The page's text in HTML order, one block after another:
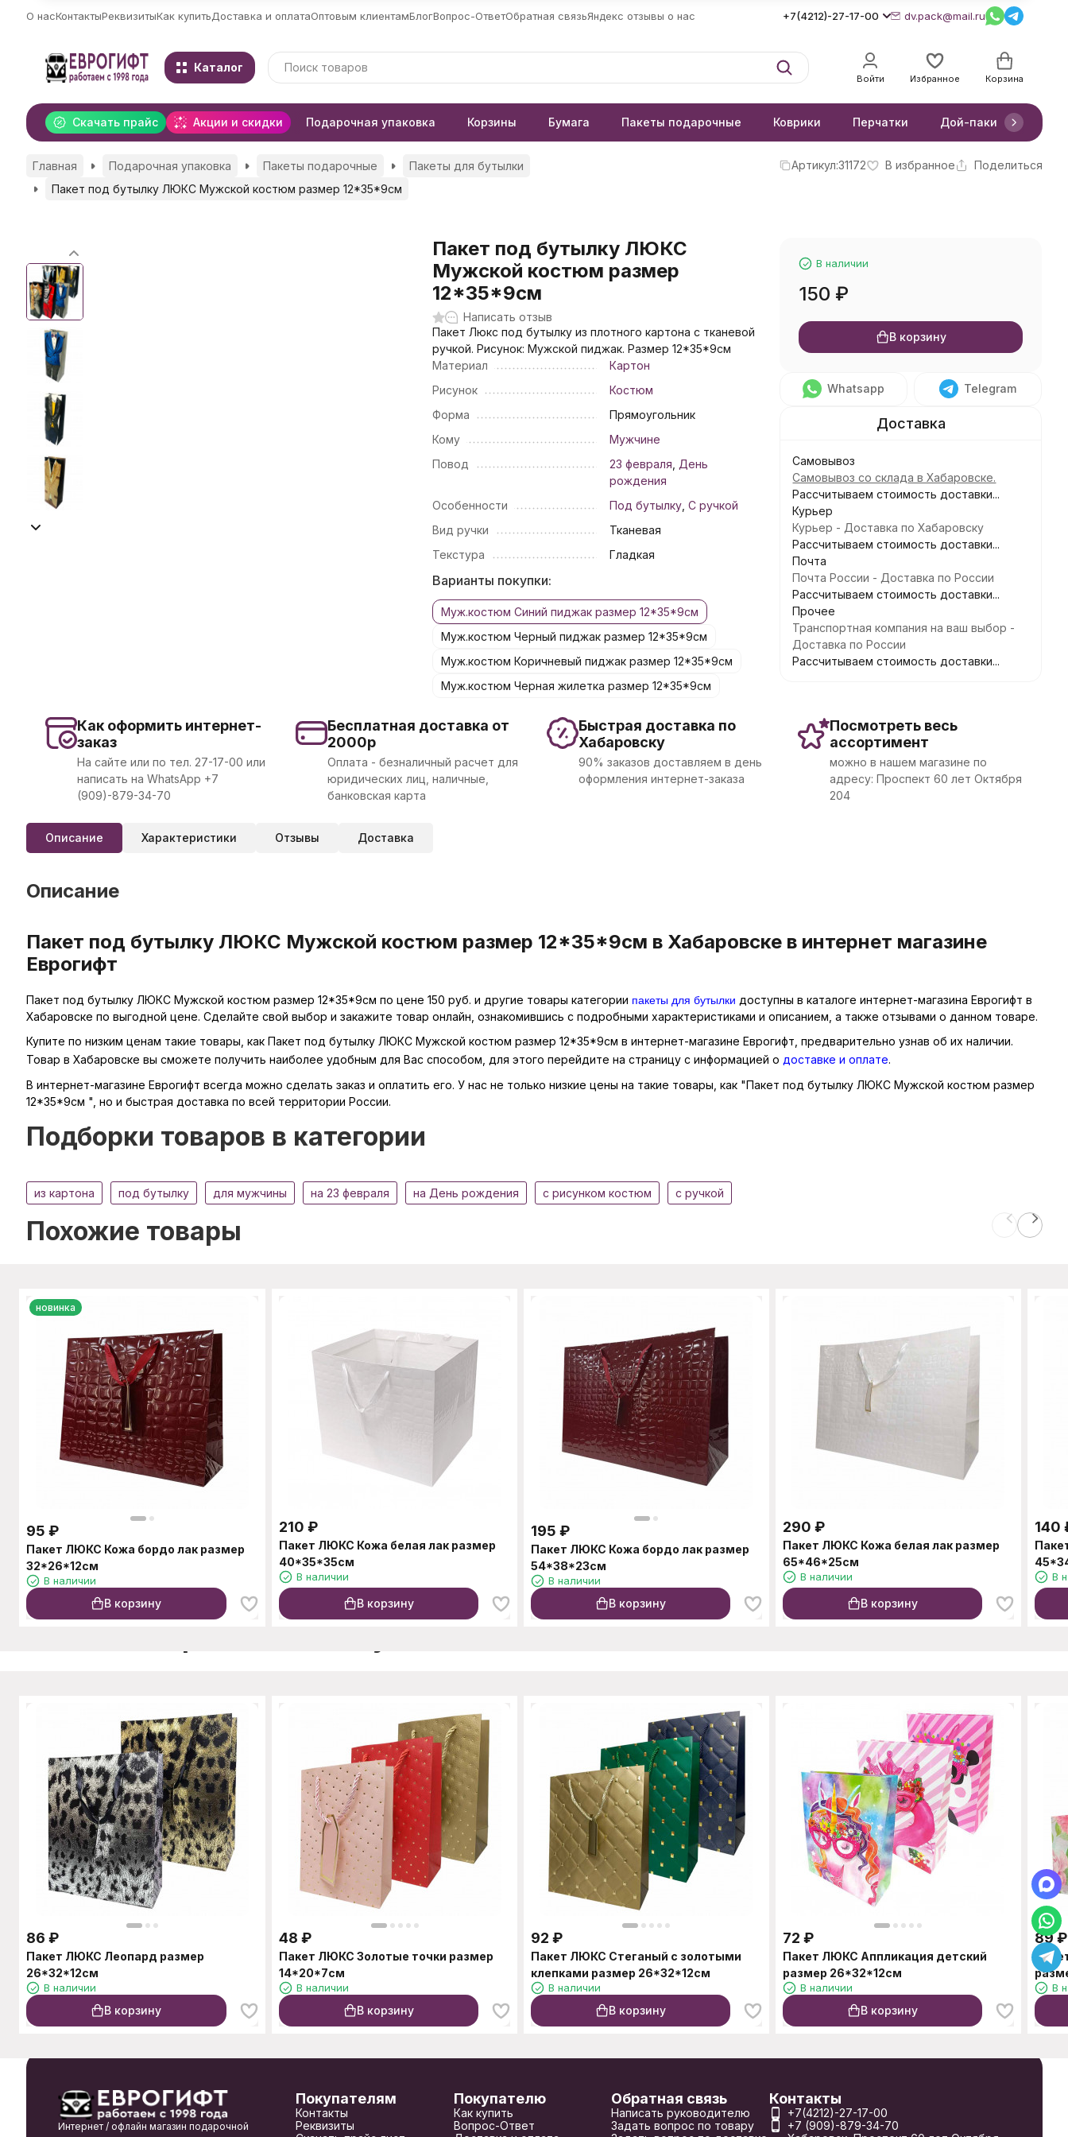
О насКонтактыРеквизитыКак купитьДоставка и оплатаОптовым клиентамБлогВопрос-ОтветОбратная связьЯндекс отзывы о нас +7(4212)-27-17-00 dv.pack@mail.ru
Каталог
Войти Избранное Корзина
Скачать прайс Акции и скидки Подарочная упаковка Корзины Бумага Пакеты подарочные Коврики Перчатки Дой-паки
Главная Подарочная упаковка Пакеты подарочные
Пакеты для бутылки
Пакет под бутылку ЛЮКС Мужской костюм размер 12*35*9см
Артикул:31172 В избранное Поделиться
Пакет под бутылку ЛЮКС
Мужской костюм размер
12*35*9см
Написать отзыв
Пакет Люкс под бутылку из плотного картона с тканевой
ручкой. Рисунок: Мужской пиджак. Размер 12*35*9см
Материал
Картон
Рисунок
Костюм
Форма
Прямоугольник
Кому
Мужчине
Повод
23 февраля День
рождения
Особенности
Под бутылку, С ручкой
Вид ручки
Тканевая
Текстура
Гладкая
Варианты покупки:
Муж.костюм Синий пиджак размер 12*35*9см
Муж.костюм Черный пиджак размер 12*35*9см
Муж.костюм Коричневый пиджак размер 12*35*9см
Муж.костюм Черная жилетка размер 12*35*9см
В наличии
150 ₽
В корзину
Whatsapp Telegram
Самовывоз
Самовывоз со склада в Хабаровске.
Рассчитываем стоимость доставки...
Курьер
Курьер - Доставка по Хабаровску
Рассчитываем стоимость доставки...
Почта
Почта России - Доставка по России
Рассчитываем стоимость доставки...
Прочее
Транспортная компания на ваш выбор -
Доставка по России
Рассчитываем стоимость доставки...
Как оформить интернет-
заказ
На сайте или по тел. 27-17-00 или
написать на WhatsApp +7
(909)-879-34-70
Бесплатная доставка от
2000р
Оплата - безналичный расчет для
юридических лиц, наличные,
банковская карта
Быстрая доставка по
Хабаровску
90% заказов доставляем в день
оформления интернет-заказа
Посмотреть весь
ассортимент
можно в нашем магазине по
адресу: Проспект 60 лет Октября
204
Описание Характеристики Отзывы Доставка
Описание
Пакет под бутылку ЛЮКС Мужской костюм размер 12*35*9см в Хабаровске в интернет магазине
Еврогифт
Пакет под бутылку ЛЮКС Мужской костюм размер 12*35*9см по цене 150 руб. и другие товары категории пакеты для бутылки доступны в каталоге интернет-магазина Еврогифт в
Хабаровске по выгодной цене. Сделайте свой выбор и закажите товар онлайн, ознакомившись с подробными характеристиками и описанием, а также отзывами о данном товаре.
Купите по низким ценам такие товары, как Пакет под бутылку ЛЮКС Мужской костюм размер 12*35*9см в интернет-магазине Еврогифт, предварительно узнав об их наличии.
Товар в Хабаровске вы сможете получить наиболее удобным для Вас способом, для этого перейдите на страницу с информацией о доставке и оплате.
В интернет-магазине Еврогифт всегда можно сделать заказ и оплатить его. У нас не только низкие цены на такие товары, как "Пакет под бутылку ЛЮКС Мужской костюм размер
12*35*9см ", но и быстрая доставка по всей территории России.
Подборки товаров в категории
из картона под бутылку для мужчины на 23 февраля на День рождения с рисунком костюм с ручкой
Похожие товары
новинка
95 ₽
Пакет ЛЮКС Кожа бордо лак размер
32*26*12см
В наличии
В корзину
210 ₽
Пакет ЛЮКС Кожа белая лак размер
40*35*35см
В наличии
В корзину
195 ₽
Пакет ЛЮКС Кожа бордо лак размер
54*38*23см
В наличии
В корзину
290 ₽
Пакет ЛЮКС Кожа белая лак размер
65*46*25см
В наличии
В корзину
140
В
86 ₽
Пакет ЛЮКС Леопард размер
26*32*12см
В наличии
В корзину
48 ₽
Пакет ЛЮКС Золотые точки размер
14*20*7см
В наличии
В корзину
92 ₽
Пакет ЛЮКС Стеганый с золотыми
клепками размер 26*32*12см
В наличии
В корзину
72 ₽
Пакет ЛЮКС Аппликация детский
размер 26*32*12см
В наличии
В корзину
89₽
В
Интернет / офлайн магазин подарочной
Покупателям
Контакты
Реквизиты
Покупателю
Как купить
Вопрос-Ответ
Обратная связь
Написать руководителю
Задать вопрос по товару
Контакты
+7(4212)-27-17-00
+7 (909)-879-34-70